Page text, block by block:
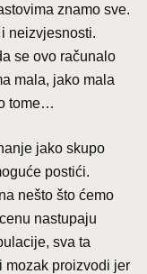
znamo sve.
neizvjesnosti.
se ovo računalo
mala, jako mala
tome…
jako skupo
postići.
nešto što ćemo
nastupaju
sva ta
mozak proizvodi jer